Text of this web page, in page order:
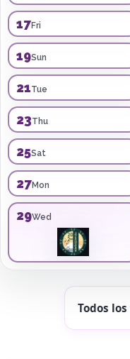
17Fri
19Sun
21Tue
23Thu
25Sat
27Mon
29Wed
Todos